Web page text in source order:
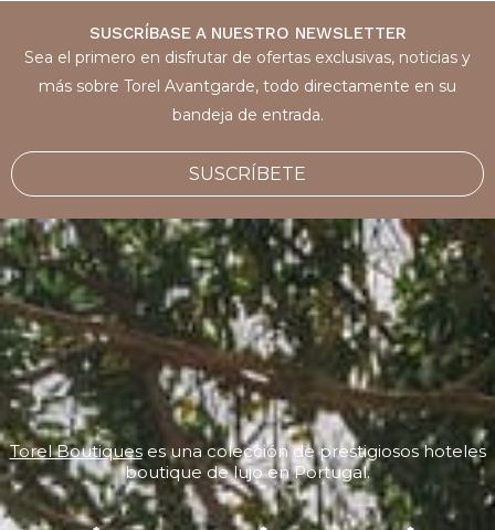
SUSCRÍBASE A NUESTRO NEWSLETTER
Sea el primero en disfrutar de ofertas exclusivas, noticias y
más sobre Torel Avantgarde, todo directamente en su
bandeja de entrada.
SUSCRÍBETE
Torel Boutiqueses una colección de prestigiosos hoteles
boutique de lujo en Portugal.